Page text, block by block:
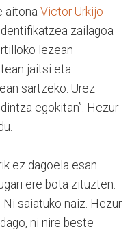
aitona Victor Urkijo
zailagoa
lezean
jaitsi eta
sartzeko. Urez
egokitan”. Hezur
ez dagoela esan
ere bota zituzten.
Ni saiatuko naiz. Hezur
ni nire beste